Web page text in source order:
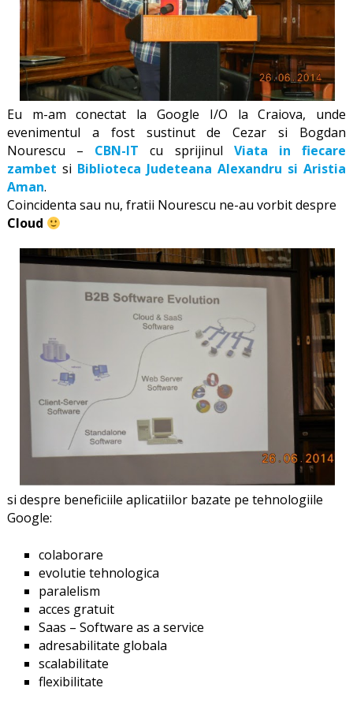
Eu m-am conectat la Google I/O la Craiova, unde
evenimentul a fost sustinut de Cezar si Bogdan
Nourescu – CBN-IT cu sprijinul Viata in fiecare
zambet si Biblioteca Judeteana Alexandru si Aristia
Aman.
Coincidenta sau nu, fratii Nourescu ne-au vorbit despre
Cloud
si despre beneficiile aplicatiilor bazate pe tehnologiile
Google:
colaborare
evolutie tehnologica
paralelism
acces gratuit
Saas – Software as a service
adresabilitate globala
scalabilitate
flexibilitate